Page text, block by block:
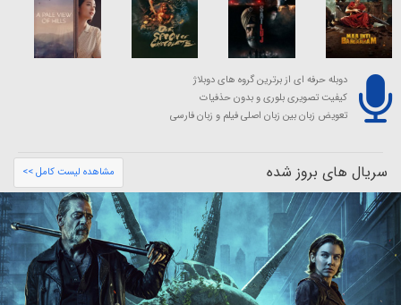
دوبله حرفه ای از برترین گروه های دوبلاژ
کیفیت تصویری بلوری و بدون حذفیات
تعویض زبان بین زبان اصلی فیلم و زبان فارسی
سریال های بروز شده مشاهده لیست کامل >>